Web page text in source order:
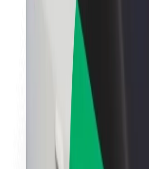
Sustentabilidade na Bolt
Projeto Zero
Sala de imprensa
Diretrizes da marca
Relações com investidores
Liderança
Imprensa